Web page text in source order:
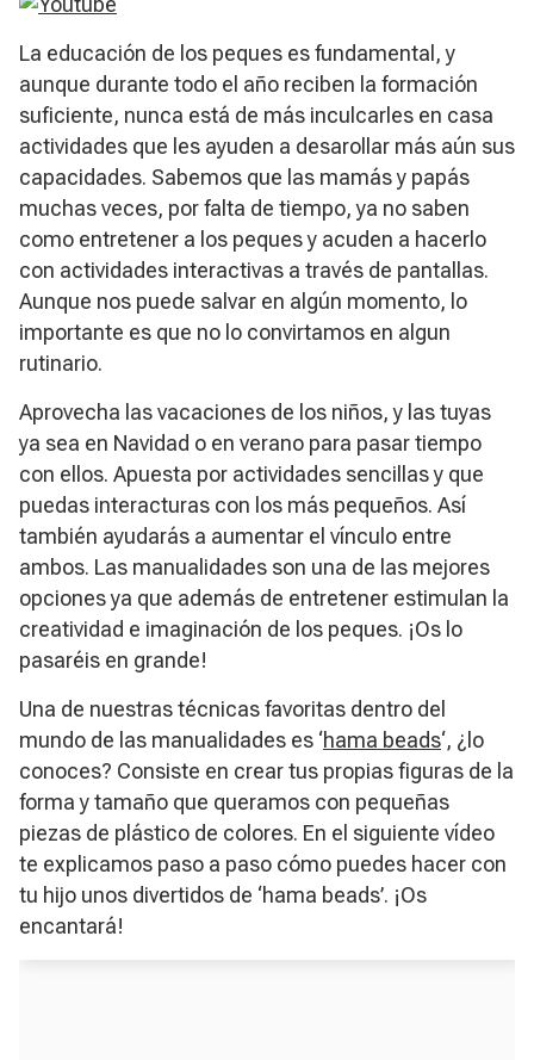
La educación de los peques es fundamental, y
aunque durante todo el año reciben la formación
suficiente, nunca está de más inculcarles en casa
actividades que les ayuden a desarollar más aún sus
capacidades. Sabemos que las mamás y papás
muchas veces, por falta de tiempo, ya no saben
como entretener a los peques y acuden a hacerlo
con actividades interactivas a través de pantallas.
Aunque nos puede salvar en algún momento, lo
importante es que no lo convirtamos en algun
rutinario.
Aprovecha las vacaciones de los niños, y las tuyas
ya sea en Navidad o en verano para pasar tiempo
con ellos. Apuesta por actividades sencillas y que
puedas interacturas con los más pequeños. Así
también ayudarás a aumentar el vínculo entre
ambos. Las manualidades son una de las mejores
opciones ya que además de entretener estimulan la
creatividad e imaginación de los peques. ¡Os lo
pasaréis en grande!
Una de nuestras técnicas favoritas dentro del
mundo de las manualidades es ‘hama beads‘, ¿lo
conoces? Consiste en crear tus propias figuras de la
forma y tamaño que queramos con pequeñas
piezas de plástico de colores. En el siguiente vídeo
te explicamos paso a paso cómo puedes hacer con
tu hijo unos divertidos de ‘hama beads’. ¡Os
encantará!